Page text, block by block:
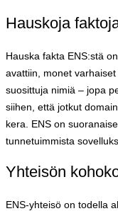
Hauskoja
Hauska fakta ENS:stä
avattiin, monet
suosittuja nimiä – jopa
siihen, että jotkut
kera. ENS on
tunnetuimmista
Yhteisön
ENS-yhteisö on todella